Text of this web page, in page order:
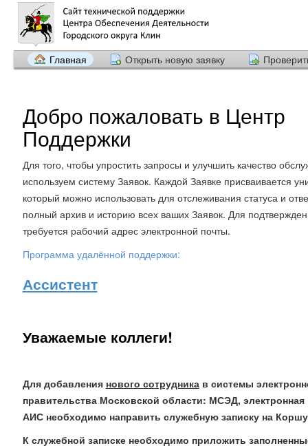
Главная Открыть новую заявку
Добро пожаловать в Центр
Поддержки
Для того, чтобы упростить запросы и улучшить качество
используем систему Заявок. Каждой Заявке присваивается
который можно использовать для отслеживания статуса и
полный архив и историю всех ваших Заявок. Для
требуется рабочий адрес электронной почты.
Программа удалённой поддержки:
Ассистент
Уважаемые коллеги!
Для добавления нового сотрудникав системы
правительства Московской области: МСЭД, электронная
АИС необходимо направить служебную записку на
К служебной записке необходимо приложить